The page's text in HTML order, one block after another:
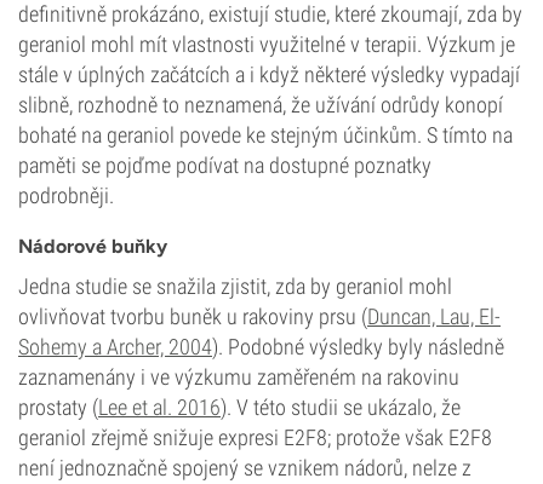
definitivně prokázáno, existují studie, které zkoumají, zda by
geraniol mohl mít vlastnosti využitelné v terapii. Výzkum je
stále v úplných začátcích a i když některé výsledky vypadají
slibně, rozhodně to neznamená, že užívání odrůdy konopí
bohaté na geraniol povede ke stejným účinkům. S tímto na
paměti se pojďme podívat na dostupné poznatky
podrobněji.
Nádorové buňky
Jedna studie se snažila zjistit, zda by geraniol mohl
ovlivňovat tvorbu buněk u rakoviny prsu (Duncan, Lau, El-
Sohemy a Archer, 2004). Podobné výsledky byly následně
zaznamenány i ve výzkumu zaměřeném na rakovinu
prostaty (Lee et al. 2016). V této studii se ukázalo, že
geraniol zřejmě snižuje expresi E2F8; protože však E2F8
není jednoznačně spojený se vznikem nádorů, nelze z